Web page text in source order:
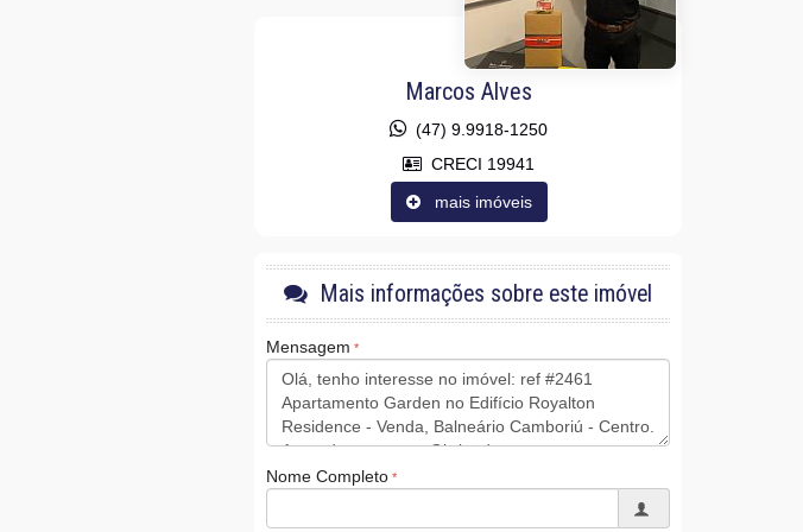
Marcos Alves
(47) 9.9918-1250
CRECI 19941
mais imóveis
Mais informações sobre este imóvel
Mensagem
Nome Completo